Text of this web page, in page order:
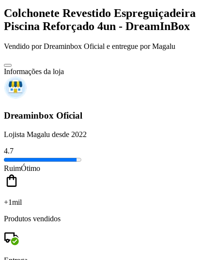
Colchonete Revestido Espreguiçadeira
Piscina Reforçado 4un - DreamInBox
Vendido porDreaminbox Oficial e entregue por Magalu
Informações da loja
Dreaminbox Oficial
Lojista Magalu desde 2022
4.7
RuimÓtimo
+1mil
Produtos vendidos